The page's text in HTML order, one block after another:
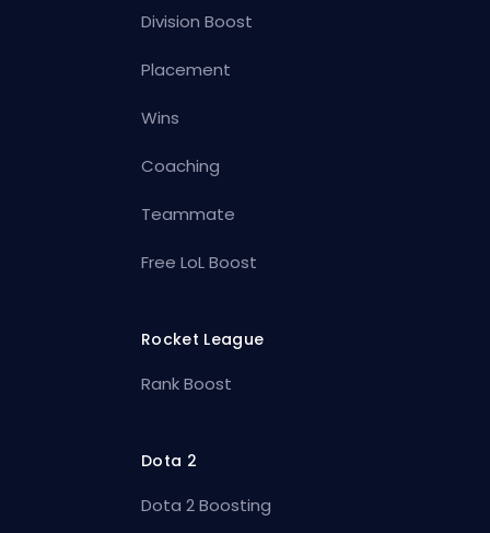
Division Boost
Placement
Wins
Coaching
Teammate
Free LoL Boost
Rocket League
Rank Boost
Dota 2
Dota 2 Boosting